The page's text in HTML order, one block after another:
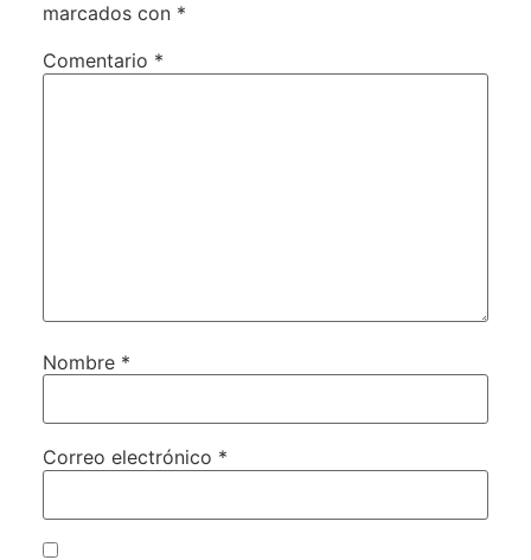
marcados con *
Comentario *
Nombre *
Correo electrónico *